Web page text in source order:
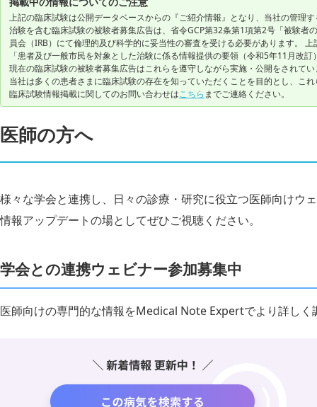
上記の臨床試験は公開データベースからの『ご紹介情報』となり、当社の管理
治験を含む臨床試験の被験者募集広告は、省令GCP第32条第1項第2号「被験者
員会（IRB）にて倫理的及び科学的に妥当性の審査を受ける必要があります。
「患者及び一般市民を対象とした治験に係る情報提供の要領（令和5年11月改
現在の臨床試験の被験者募集広告はこれらを遵守しながら実施・公開をされて
当社は多くの患者さまに臨床試験の存在を知っていただくことを目的とし、こ
臨床試験情報掲載に関してのお問い合わせはこちら までご連絡ください。
医師の方へ
様々な学会と連携し、日々の診療・研究に役立つ医師向けウ
情報アップデートの場としてぜひご視聴ください。
学会との連携ウェビナー参加募集中
医師向けの専門的な情報をMedical Note Expertでより詳しく